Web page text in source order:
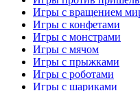
Игры с вращением
Игры с конфетами
Игры с монстрами
Игры с мячом
Игры с прыжками
Игры с роботами
Игры с шариками